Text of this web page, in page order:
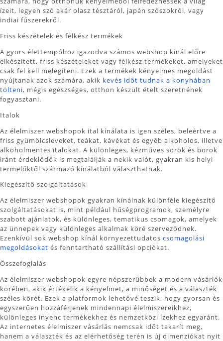
ízeit, legyen szó akár olasz tésztáról, japán szószokról, vagy
indiai fűszerekről.
Friss készételek és félkész termékek
A gyors élettempóhoz igazodva számos webshop kínál előre
elkészített, friss készételeket vagy félkész termékeket, amelyeket
csak fel kell melegíteni. Ezek a termékek kényelmes megoldást
nyújtanak azok számára, akik kevés időt tudnak a konyhában
tölteni, mégis egészséges, otthon készült ételt szeretnének
fogyasztani.
Italok
Az élelmiszer webshopok ital kínálata is igen széles, beleértve a
friss gyümölcsleveket, teákat, kávékat és egyéb alkoholos, illetve
alkoholmentes italokat. A különleges, kézműves sörök és borok
iránt érdeklődők is megtalálják a nekik valót, gyakran kis helyi
termelőktől származó kínálatból választhatnak.
Kiegészítő szolgáltatások
Az élelmiszer webshopok gyakran kínálnak különféle kiegészítő
szolgáltatásokat is, mint például hűségprogramok, személyre
szabott ajánlatok, és különleges, tematikus csomagok, amelyek
az ünnepek vagy különleges alkalmak köré szerveződnek.
Ezenkívül sok webshop kínál környezettudatos csomagolási
megoldásokat és fenntartható szállítási opciókat.
Összefoglalás
Az élelmiszer webshopok egyre népszerűbbek a modern vásárlók
körében, akik értékelik a kényelmet, a minőséget és a választék
széles körét. Ezek a platformok lehetővé teszik, hogy gyorsan és
egyszerűen hozzáférjenek mindennapi élelmiszereikhez,
különleges ínyenc termékekhez és nemzetközi ízekhez egyaránt.
Az internetes élelmiszer vásárlás nemcsak időt takarít meg,
hanem a választék és az elérhetőség terén is új dimenziókat nyit